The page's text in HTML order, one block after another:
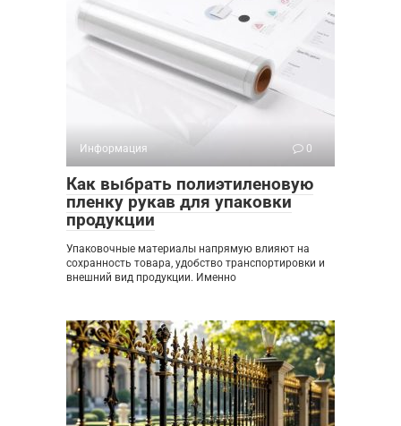
Информация 0
Как выбрать полиэтиленовую
пленку рукав для упаковки
продукции
Упаковочные материалы напрямую влияют на
сохранность товара, удобство транспортировки и
внешний вид продукции. Именно